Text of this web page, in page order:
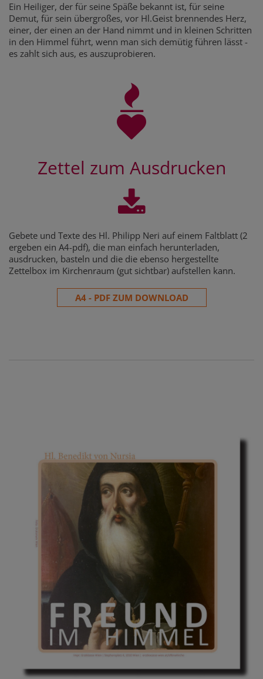
Ein Heiliger, der für seine Späße bekannt ist, für seine
Demut, für sein übergroßes, vor Hl.Geist brennendes Herz,
einer, der einen an der Hand nimmt und in kleinen Schritten
in den Himmel führt, wenn man sich demütig führen lässt -
es zahlt sich aus, es auszuprobieren.
Zettel zum Ausdrucken
Gebete und Texte des Hl. Philipp Neri auf einem Faltblatt (2
ergeben ein A4-pdf), die man einfach herunterladen,
ausdrucken, basteln und die die ebenso hergestellte
Zettelbox im Kirchenraum (gut sichtbar) aufstellen kann.
A4 - PDF ZUM DOWNLOAD